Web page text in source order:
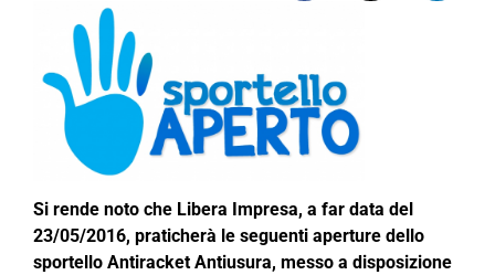
Si rende noto che Libera Impresa, a far data del
23/05/2016, praticherà le seguenti aperture dello
sportello Antiracket Antiusura, messo a disposizione